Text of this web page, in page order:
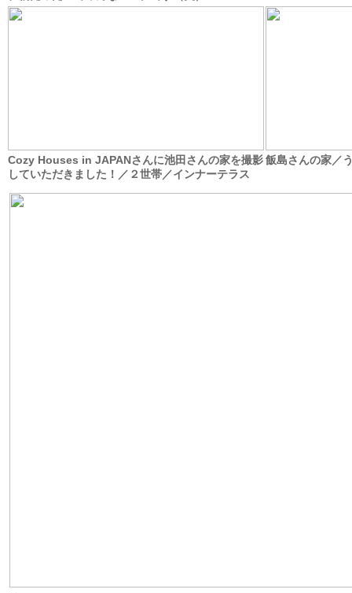
Cozy Houses in JAPANさんに池田さんの家を撮影
していただきました！／２世帯／インナーテラス
飯島さんの家／